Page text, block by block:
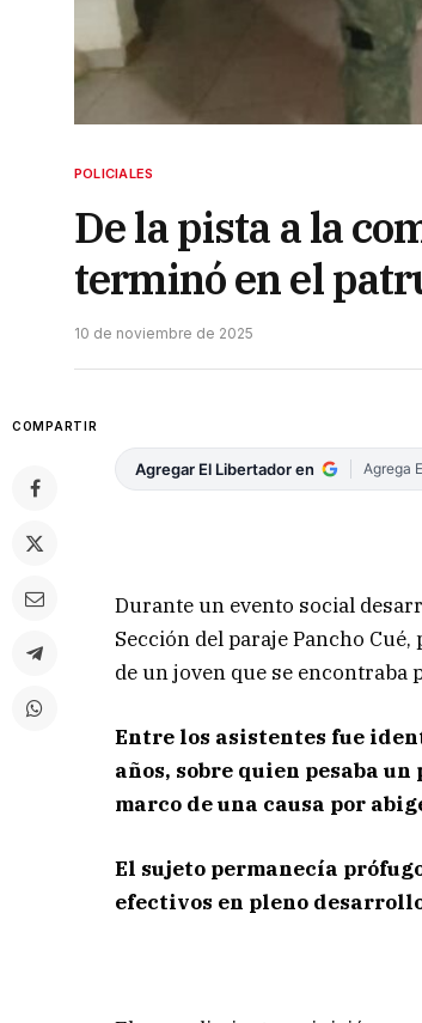
POLICIALES
De la pista a la
terminó en el
10 de noviembre de 2025
COMPARTIR
Agregar El Libertador en Agrega
Durante un evento social
Sección del paraje Pancho
de un joven que se encontraba
Entre los asistentes fue
años, sobre quien pesaba
marco de una causa por
El sujeto permanecía
efectivos en pleno